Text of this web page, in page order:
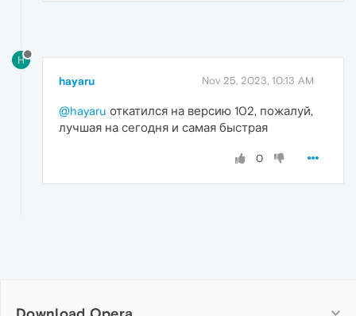
H
hayaru Nov 25, 2023, 10:13 AM
@hayaru откатился на версию 102, пожалуй,
лучшая на сегодня и самая быстрая
0